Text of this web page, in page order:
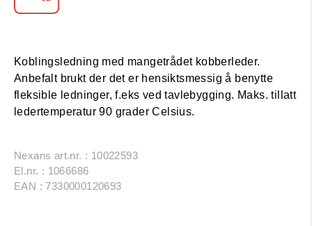
Koblingsledning med mangetrådet kobberleder.
Anbefalt brukt der det er hensiktsmessig å benytte
fleksible ledninger, f.eks ved tavlebygging. Maks. tillatt
ledertemperatur 90 grader Celsius.
Nexans art.nr. : 10022593
El.nr. : 1066686
EAN : 7330000120693